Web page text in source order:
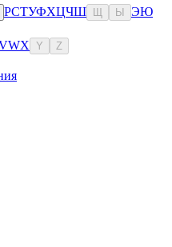
РСТУФХЦЧШ Ы ЭЮ
WX Y Z